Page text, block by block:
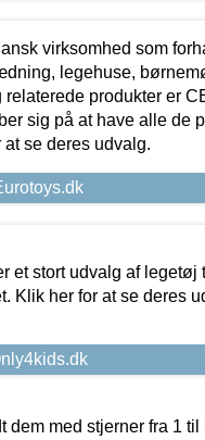
virksomhed som
legehuse,
produkter er
sig på at have alle de
se deres udvalg.
et stort udvalg af legetøj
Klik her for at se deres
med stjerner fra 1 til